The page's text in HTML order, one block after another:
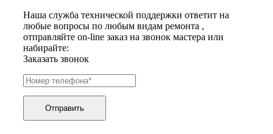
ибп
игровых приставок
игрушек
игрушек на радиоуправлении
imac
имитаторов верховой езды
инерционных массажеров
инфузионных насосов
ингаляторов
инкубаторов
Наша служба технической поддержки ответит на
любые вопросы по любым видам ремонта ,
отправляйте on-line заказ на звонок мастера или
набирайте:
Заказать звонок
Отправить